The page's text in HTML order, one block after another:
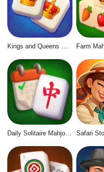
Farm
Daily Solitaire Mahjong Classic Safari